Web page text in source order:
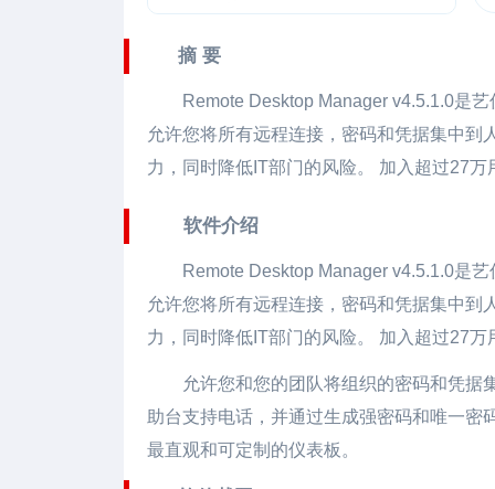
摘 要
Remote Desktop Manager v4.5.1.0是
允许您将所有远程连接，密码和凭据集中到
力，同时降低IT部门的风险。 加入超过27
软件介绍
Remote Desktop Manager v4.5.1.0是
允许您将所有远程连接，密码和凭据集中到
力，同时降低IT部门的风险。 加入超过27
允许您和您的团队将组织的密码和凭据
助台支持电话，并通过生成强密码和唯一密
最直观和可定制的仪表板。